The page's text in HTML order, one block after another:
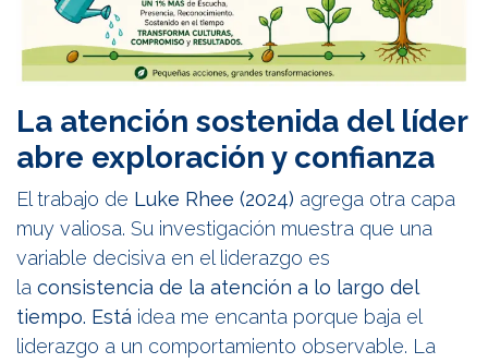
La atención sostenida del líder
abre exploración y confianza
El trabajo de Luke Rhee (2024) agrega otra capa
muy valiosa. Su investigación muestra que una
variable decisiva en el liderazgo es
la consistencia de la atención a lo largo del
tiempo. Está idea me encanta porque baja el
liderazgo a un comportamiento observable. La